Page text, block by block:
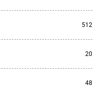
512
20
48